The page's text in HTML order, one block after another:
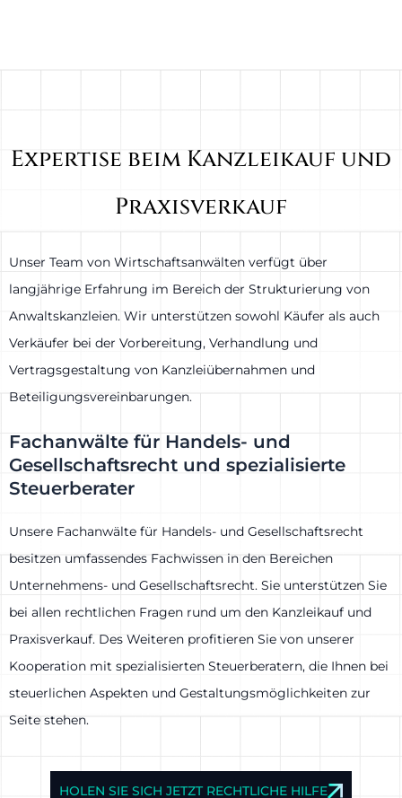
Expertise beim Kanzleikauf und
Praxisverkauf
Unser Team von Wirtschaftsanwälten verfügt über
langjährige Erfahrung im Bereich der Strukturierung von
Anwaltskanzleien. Wir unterstützen sowohl Käufer als auch
Verkäufer bei der Vorbereitung, Verhandlung und
Vertragsgestaltung von Kanzleiübernahmen und
Beteiligungsvereinbarungen.
Fachanwälte für Handels- und
Gesellschaftsrecht und spezialisierte
Steuerberater
Unsere Fachanwälte für Handels- und Gesellschaftsrecht
besitzen umfassendes Fachwissen in den Bereichen
Unternehmens- und Gesellschaftsrecht. Sie unterstützen Sie
bei allen rechtlichen Fragen rund um den Kanzleikauf und
Praxisverkauf. Des Weiteren profitieren Sie von unserer
Kooperation mit spezialisierten Steuerberatern, die Ihnen bei
steuerlichen Aspekten und Gestaltungsmöglichkeiten zur
Seite stehen.
HOLEN SIE SICH JETZT RECHTLICHE HILFE